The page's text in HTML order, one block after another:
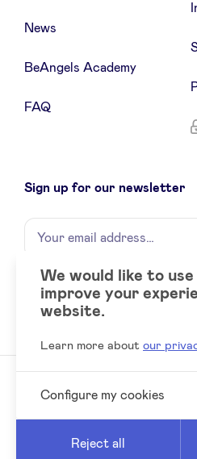
NXT Brussels -
Pooling Services
Sponsors
Investor Dealflow Access
nl
News
BeAngels Academy
FAQ
Sign up for our newsletter
Name
Your
email
Social
accounts
LinkedIn
© 2026 BeAngels, all
We would like to
improve your
website.
Learn more about our
Configure my cookies
Reject all